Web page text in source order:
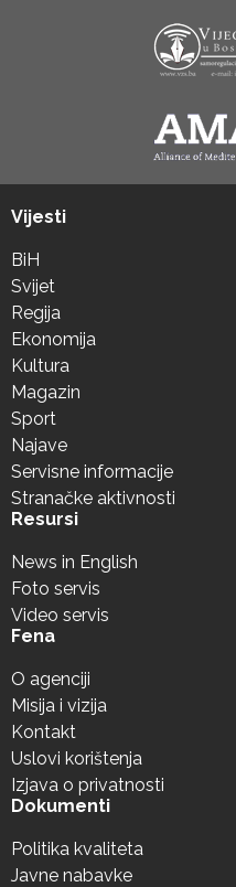
Vijesti
BiH
Svijet
Regija
Ekonomija
Kultura
Magazin
Sport
Najave
Servisne informacije
Stranačke aktivnosti
Resursi
News in English
Foto servis
Video servis
Fena
O agenciji
Misija i vizija
Kontakt
Uslovi korištenja
Izjava o privatnosti
Dokumenti
Politika kvaliteta
Javne nabavke